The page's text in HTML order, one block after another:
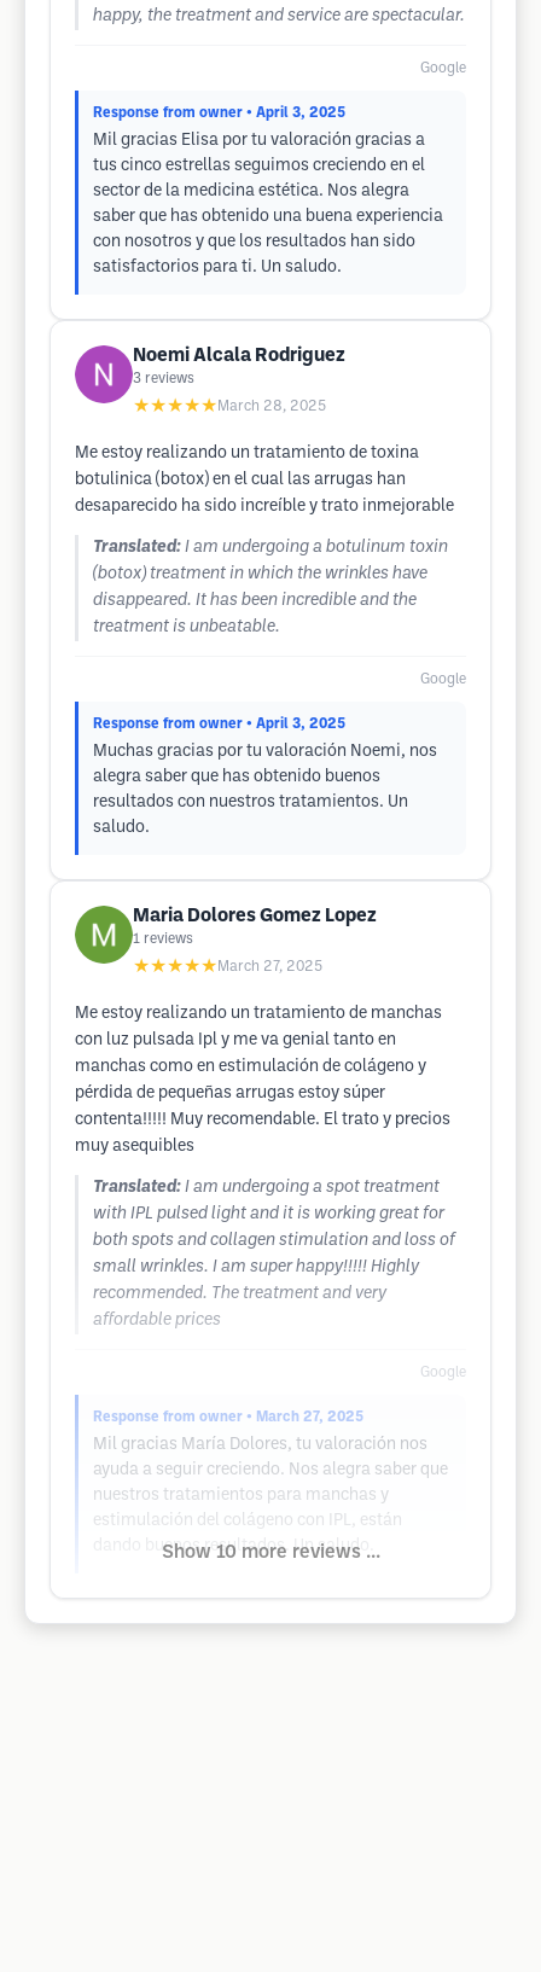
happy, the treatment and service are spectacular.
Google
Response from owner • April 3, 2025
Mil gracias Elisa por tu valoración gracias a
tus cinco estrellas seguimos creciendo en el
sector de la medicina estética. Nos alegra
saber que has obtenido una buena experiencia
con nosotros y que los resultados han sido
satisfactorios para ti. Un saludo.
Noemi Alcala Rodriguez
3 reviews
★★★★★ March 28, 2025
Me estoy realizando un tratamiento de toxina
botulinica (botox) en el cual las arrugas han
desaparecido ha sido increíble y trato inmejorable
Translated: I am undergoing a botulinum toxin
(botox) treatment in which the wrinkles have
disappeared. It has been incredible and the
treatment is unbeatable.
Google
Response from owner • April 3, 2025
Muchas gracias por tu valoración Noemi, nos
alegra saber que has obtenido buenos
resultados con nuestros tratamientos. Un
saludo.
Maria Dolores Gomez Lopez
1 reviews
★★★★★ March 27, 2025
Me estoy realizando un tratamiento de manchas
con luz pulsada Ipl y me va genial tanto en
manchas como en estimulación de colágeno y
pérdida de pequeñas arrugas estoy súper
contenta!!!!! Muy recomendable. El trato y precios
muy asequibles
Translated: I am undergoing a spot treatment
with IPL pulsed light and it is working great for
both spots and collagen stimulation and loss of
small wrinkles. I am super happy!!!!! Highly
recommended. The treatment and very
affordable prices
Google
Response from owner • March 27, 2025
Mil gracias María Dolores, tu valoración nos
ayuda a seguir creciendo. Nos alegra saber que
nuestros tratamientos para manchas y
estimulación del colágeno con IPL, están
dando buenos resultados. Un saludo.
Show 10 more reviews ...